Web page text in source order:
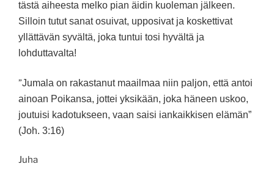
tästä aiheesta melko pian äidin kuoleman jälkeen.
Silloin tutut sanat osuivat, upposivat ja koskettivat
yllättävän syvältä, joka tuntui tosi hyvältä ja
lohduttavalta!
”Jumala on rakastanut maailmaa niin paljon, että antoi
ainoan Poikansa, jottei yksikään, joka häneen uskoo,
joutuisi kadotukseen, vaan saisi iankaikkisen elämän”
(Joh. 3:16)
Juha